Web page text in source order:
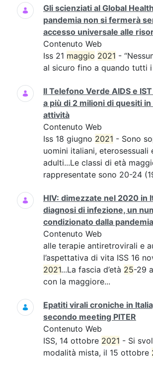
Gli scienziati al Global
pandemia non si fermerà
accesso universale alle
Contenuto Web
Iss 21 maggio 2021 -
al sicuro fino a quando tutti i
Il Telefono Verde AIDS e
a più di 2 milioni di quesiti
attività
Contenuto Web
Iss 18 giugno 2021 - Sono
uomini italiani, eterosessuali
adulti...Le classi di età
rappresentate sono 20-24
HIV: dimezzate nel 2020 in
diagnosi di infezione, un
condizionato dalla pandemia
Contenuto Web
alle terapie antiretrovirali e
l’aspettativa di vita ISS 16
2021...La fascia d’età 25-29
con la maggiore...
Epatiti virali croniche in
secondo meeting PITER
Contenuto Web
ISS, 14 ottobre 2021 - Si
modalità mista, il 15 ottobre